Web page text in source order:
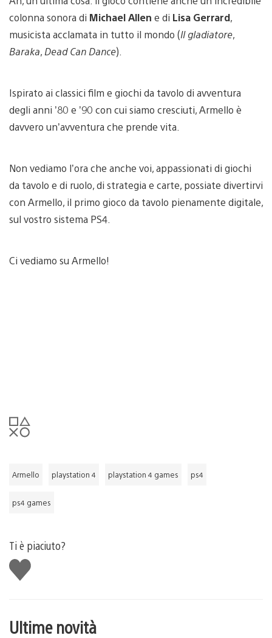
colonna sonora di Michael Allen e di Lisa Gerrard,
musicista acclamata in tutto il mondo (Il gladiatore,
Baraka, Dead Can Dance).
Ispirato ai classici film e giochi da tavolo di avventura
degli anni ’80 e ’90 con cui siamo cresciuti, Armello è
davvero un’avventura che prende vita.
Non vediamo l’ora che anche voi, appassionati di giochi
da tavolo e di ruolo, di strategia e carte, possiate divertirvi
con Armello, il primo gioco da tavolo pienamente digitale,
sul vostro sistema PS4.
Ci vediamo su Armello!
Armello playstation 4 playstation 4 games ps4
ps4 games
Ti è piaciuto?
Mi
piace
Ultime novità